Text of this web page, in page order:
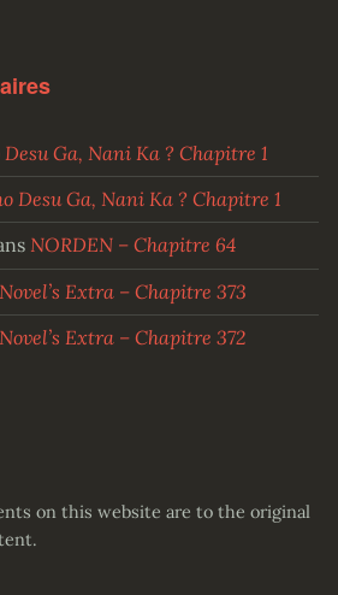
Desu Ga, Nani Ka ? Chapitre 1
Desu Ga, Nani Ka ? Chapitre 1
NORDEN – Chapitre 64
Extra – Chapitre 373
Extra – Chapitre 372
on this website are to the original